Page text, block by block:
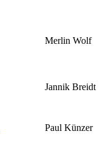
Merlin Wolf
Jannik Breidt
Paul Künzer